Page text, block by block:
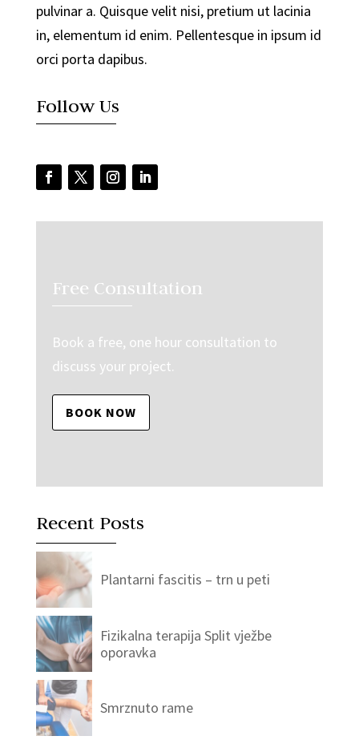
pulvinar a. Quisque velit nisi, pretium ut lacinia
in, elementum id enim. Pellentesque in ipsum id
orci porta dapibus.
Follow Us
Free Consultation
Book a free, one hour consultation to
discuss your project.
BOOK NOW
Recent Posts
Plantarni fascitis – trn u peti
Fizikalna terapija Split vježbe
oporavka
Smrznuto rame